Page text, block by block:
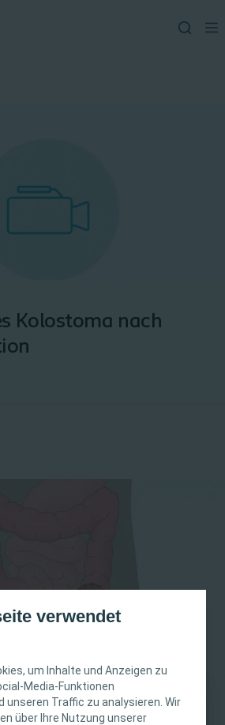
verwendet
um Inhalte und Anzeigen zu
Media-Funktionen
unseren Traffic zu analysieren. Wir
über Ihre Nutzung unserer
HINWEIS
Kolostoma nach
Sigmaresektion